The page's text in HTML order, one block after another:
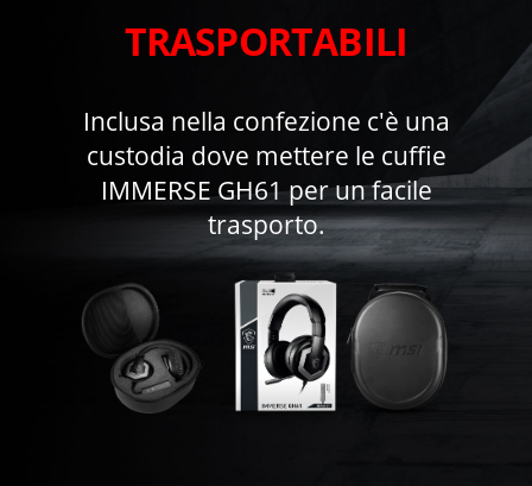
TRASPORTABILI
Inclusa nella confezione c'è una
custodia dove mettere le cuffie
IMMERSE GH61 per un facile
trasporto.